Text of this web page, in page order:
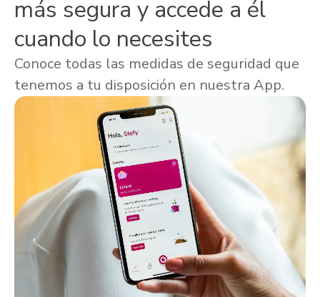
más segura y accede a él
cuando lo necesites
Conoce todas las medidas de seguridad que
tenemos a tu disposición en nuestra App.